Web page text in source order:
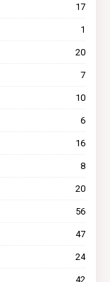
17
1
20
7
10
6
16
8
20
56
47
24
42